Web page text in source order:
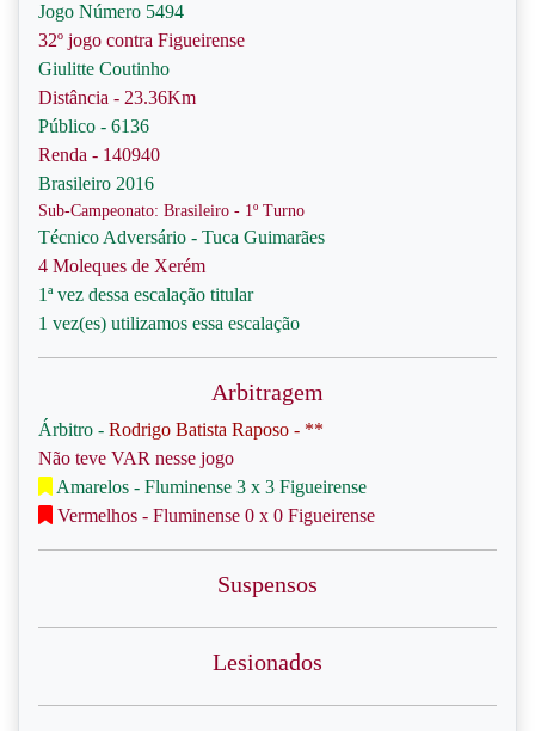
Jogo Número 5494
32º jogo contra Figueirense
Giulitte Coutinho
Distância - 23.36Km
Público - 6136
Renda - 140940
Brasileiro 2016
Sub-Campeonato: Brasileiro - 1º Turno
Técnico Adversário - Tuca Guimarães
4 Moleques de Xerém
1ª vez dessa escalação titular
1 vez(es) utilizamos essa escalação
Arbitragem
Árbitro - Rodrigo Batista Raposo - **
Não teve VAR nesse jogo
Amarelos - Fluminense 3 x 3 Figueirense
Vermelhos - Fluminense 0 x 0 Figueirense
Suspensos
Lesionados